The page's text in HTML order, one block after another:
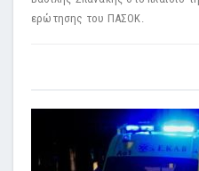
ερώτησης του ΠΑΣΟΚ.